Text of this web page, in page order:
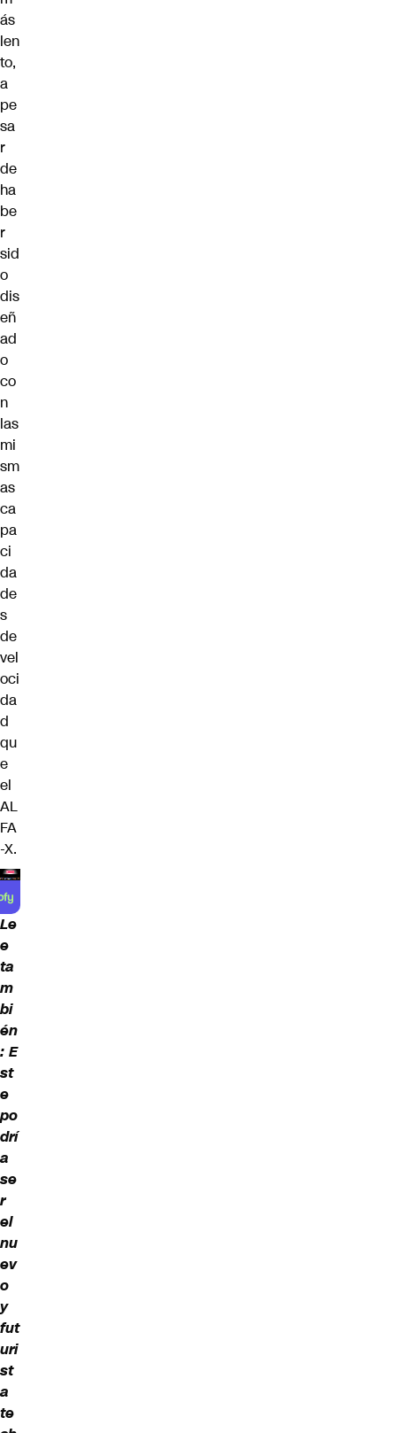
ás
len
to,
a
pe
sa
r
de
ha
be
r
sid
o
dis
eñ
ad
o
co
n
las
mi
sm
as
ca
pa
ci
da
de
s
de
vel
oci
da
d
qu
e
el
AL
FA
-X.
Le
e
ta
m
bi
én
: E
st
e
po
drí
a
se
r
el
nu
ev
o
y
fut
uri
st
a
te